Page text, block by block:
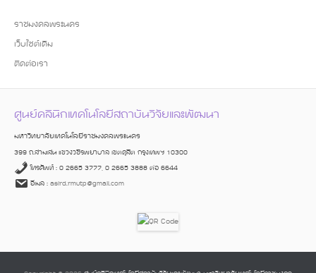
ราชมงคลพระนคร
เว็บไซต์เดิม
ติดต่อเรา
ศูนย์คลินิกเทคโนโลยีสถาบันวิจัยและพัฒนา
มหาวิทยาลัยเทคโนโลยีราชมงคลพระนคร
399 ถ.สามเสน แขวงวชิรพยาบาล เขตดุสิต กรุงเทพฯ 10300
โทรศัพท์ : 0 2665 3777, 0 2665 3888 ต่อ 6644
อีเมล : asird.rmutp@gmail.com